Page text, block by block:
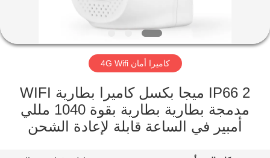
برنامج
VR
حولنا
جولة
كاميرا أمان 4G Wifi
IP66 2 ميجا بكسل كاميرا بطارية WIFI
مدمجة بطارية بطارية بقوة 1040 مللي
أمبير في الساعة قابلة لإعادة الشحن